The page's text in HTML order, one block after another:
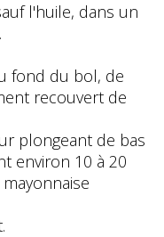
l'huile, dans un
fond du bol, de
recouvert de
plongeant de bas
environ 10 à 20